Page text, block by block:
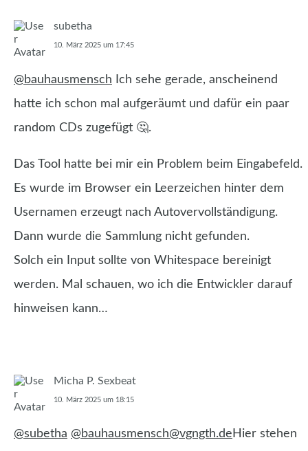
subetha
10. März 2025 um 17:45
@bauhausmensch Ich sehe gerade, anscheinend
hatte ich schon mal aufgeräumt und dafür ein paar
random CDs zugefügt 🤔.
Das Tool hatte bei mir ein Problem beim Eingabefeld.
Es wurde im Browser ein Leerzeichen hinter dem
Usernamen erzeugt nach Autovervollständigung.
Dann wurde die Sammlung nicht gefunden.
Solch ein Input sollte von Whitespace bereinigt
werden. Mal schauen, wo ich die Entwickler darauf
hinweisen kann…
Micha P. Sexbeat
10. März 2025 um 18:15
@subetha @bauhausmensch@vgngth.de Hier stehen